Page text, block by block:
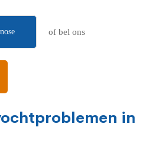
of bel ons
in